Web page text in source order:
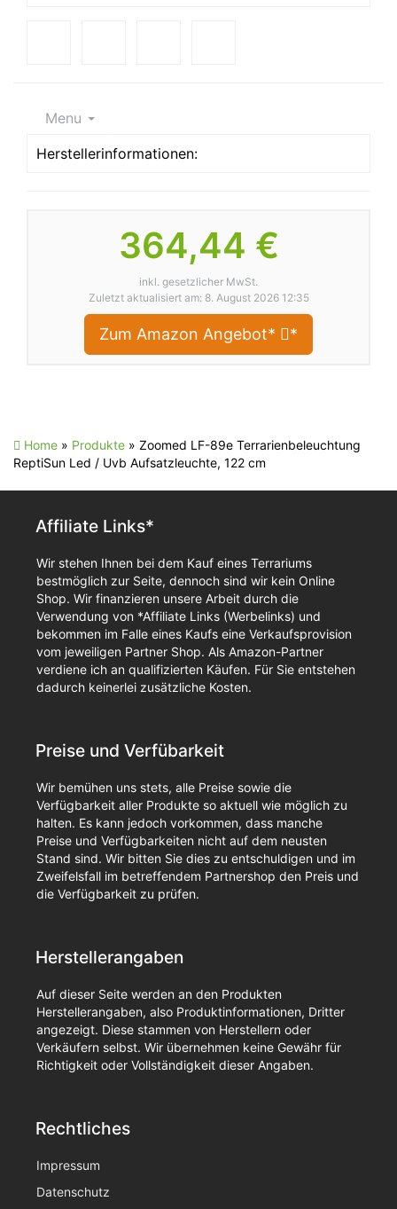
Menu
Herstellerinformationen:
364,44 €
inkl. gesetzlicher MwSt.
Zuletzt aktualisiert am: 8. August 2026 12:35
Zum Amazon Angebot* *
Home » Produkte » Zoomed LF-89e Terrarienbeleuchtung
ReptiSun Led / Uvb Aufsatzleuchte, 122 cm
Affiliate Links*
Wir stehen Ihnen bei dem Kauf eines Terrariums
bestmöglich zur Seite, dennoch sind wir kein Online
Shop. Wir finanzieren unsere Arbeit durch die
Verwendung von *Affiliate Links (Werbelinks) und
bekommen im Falle eines Kaufs eine Verkaufsprovision
vom jeweiligen Partner Shop. Als Amazon-Partner
verdiene ich an qualifizierten Käufen. Für Sie entstehen
dadurch keinerlei zusätzliche Kosten.
Preise und Verfübarkeit
Wir bemühen uns stets, alle Preise sowie die
Verfügbarkeit aller Produkte so aktuell wie möglich zu
halten. Es kann jedoch vorkommen, dass manche
Preise und Verfügbarkeiten nicht auf dem neusten
Stand sind. Wir bitten Sie dies zu entschuldigen und im
Zweifelsfall im betreffendem Partnershop den Preis und
die Verfügbarkeit zu prüfen.
Herstellerangaben
Auf dieser Seite werden an den Produkten
Herstellerangaben, also Produktinformationen, Dritter
angezeigt. Diese stammen von Herstellern oder
Verkäufern selbst. Wir übernehmen keine Gewähr für
Richtigkeit oder Vollständigkeit dieser Angaben.
Rechtliches
Impressum
Datenschutz